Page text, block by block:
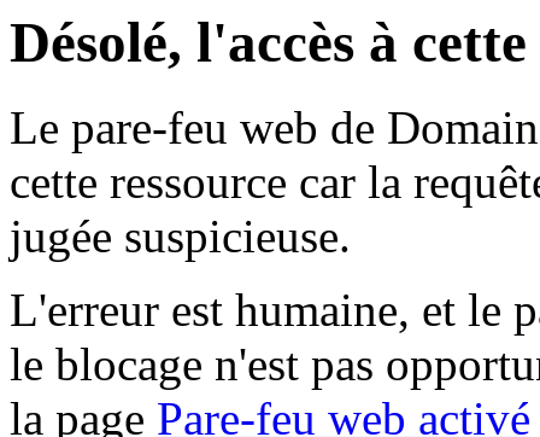
Désolé, l'accès à
Le pare-feu web de
cette ressource car la
jugée suspicieuse.
L'erreur est humaine, et le
le blocage n'est pas
la page Pare-feu web activé